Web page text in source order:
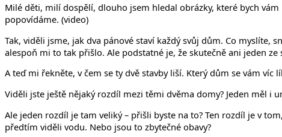
Milé děti, milí dospělí, dlouho jsem hledal obrázky, které bych
popovídáme. (video)
Tak, viděli jsme, jak dva pánové staví každý svůj dům. Co myslíte,
alespoň mi to tak přišlo. Ale podstatné je, že skutečně ani jeden ze
A teď mi řekněte, v čem se ty dvě stavby liší. Který dům se vám
Viděli jste ještě nějaký rozdíl mezi těmi dvěma domy? Jeden měl i
Ale jeden rozdíl je tam veliký – přišli byste na to? Ten rozdíl je v
předtím viděli vodu. Nebo jsou to zbytečné obavy?